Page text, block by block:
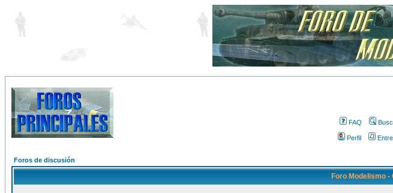
FAQ
Perfil
Foros de discusión
Foro Modelismo